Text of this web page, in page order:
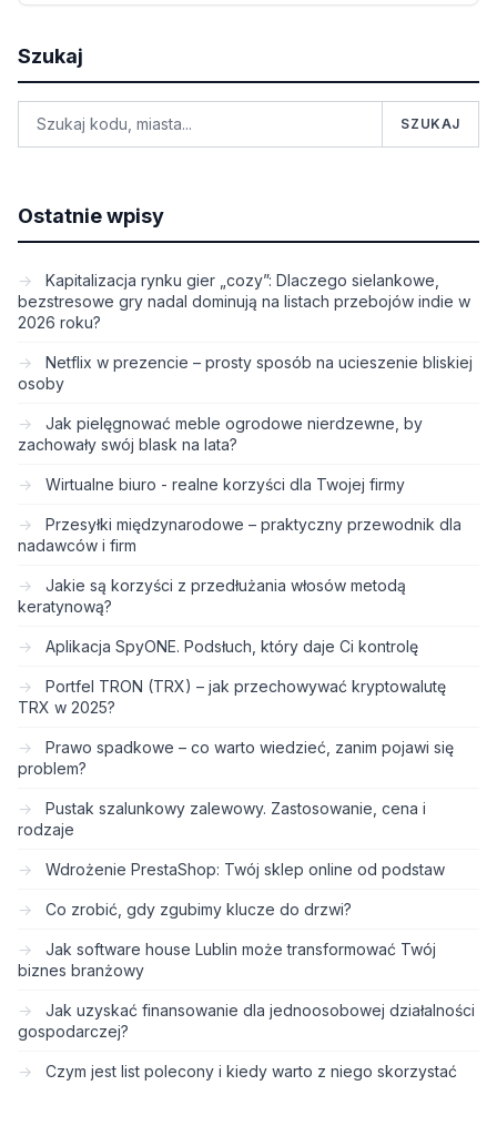
Szukaj
SZUKAJ
Ostatnie wpisy
Kapitalizacja rynku gier „cozy”: Dlaczego sielankowe,
bezstresowe gry nadal dominują na listach przebojów indie w
2026 roku?
Netflix w prezencie – prosty sposób na ucieszenie bliskiej
osoby
Jak pielęgnować meble ogrodowe nierdzewne, by
zachowały swój blask na lata?
Wirtualne biuro - realne korzyści dla Twojej firmy
Przesyłki międzynarodowe – praktyczny przewodnik dla
nadawców i firm
Jakie są korzyści z przedłużania włosów metodą
keratynową?
Aplikacja SpyONE. Podsłuch, który daje Ci kontrolę
Portfel TRON (TRX) – jak przechowywać kryptowalutę
TRX w 2025?
Prawo spadkowe – co warto wiedzieć, zanim pojawi się
problem?
Pustak szalunkowy zalewowy. Zastosowanie, cena i
rodzaje
Wdrożenie PrestaShop: Twój sklep online od podstaw
Co zrobić, gdy zgubimy klucze do drzwi?
Jak software house Lublin może transformować Twój
biznes branżowy
Jak uzyskać finansowanie dla jednoosobowej działalności
gospodarczej?
Czym jest list polecony i kiedy warto z niego skorzystać